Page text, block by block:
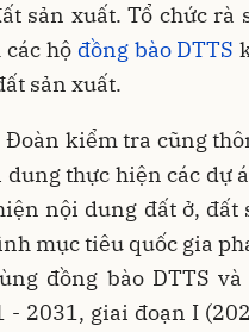
sản xuất. Tổ chức rà
các hộ đồng bào DTTS
sản xuất.
kiểm tra cũng
dung thực hiện các dự
nội dung đất ở, đất
mục tiêu quốc gia
đồng bào DTTS
- 2031, giai đoạn I